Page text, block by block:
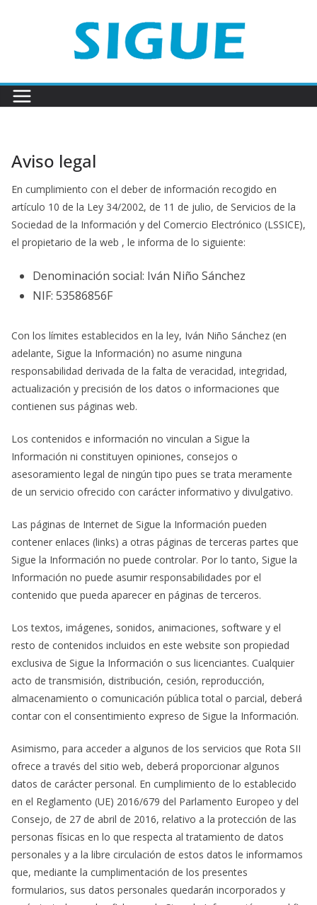
Aviso legal
En cumplimiento con el deber de información recogido en
artículo 10 de la Ley 34/2002, de 11 de julio, de Servicios de la
Sociedad de la Información y del Comercio Electrónico (LSSICE),
el propietario de la web , le informa de lo siguiente:
Denominación social: Iván Niño Sánchez
NIF: 53586856F
Con los límites establecidos en la ley, Iván Niño Sánchez (en
adelante, Sigue la Información) no asume ninguna
responsabilidad derivada de la falta de veracidad, integridad,
actualización y precisión de los datos o informaciones que
contienen sus páginas web.
Los contenidos e información no vinculan a Sigue la
Información ni constituyen opiniones, consejos o
asesoramiento legal de ningún tipo pues se trata meramente
de un servicio ofrecido con carácter informativo y divulgativo.
Las páginas de Internet de Sigue la Información pueden
contener enlaces (links) a otras páginas de terceras partes que
Sigue la Información no puede controlar. Por lo tanto, Sigue la
Información no puede asumir responsabilidades por el
contenido que pueda aparecer en páginas de terceros.
Los textos, imágenes, sonidos, animaciones, software y el
resto de contenidos incluidos en este website son propiedad
exclusiva de Sigue la Información o sus licenciantes. Cualquier
acto de transmisión, distribución, cesión, reproducción,
almacenamiento o comunicación pública total o parcial, deberá
contar con el consentimiento expreso de Sigue la Información.
Asimismo, para acceder a algunos de los servicios que Rota SII
ofrece a través del sitio web, deberá proporcionar algunos
datos de carácter personal. En cumplimiento de lo establecido
en el Reglamento (UE) 2016/679 del Parlamento Europeo y del
Consejo, de 27 de abril de 2016, relativo a la protección de las
personas físicas en lo que respecta al tratamiento de datos
personales y a la libre circulación de estos datos le informamos
que, mediante la cumplimentación de los presentes
formularios, sus datos personales quedarán incorporados y